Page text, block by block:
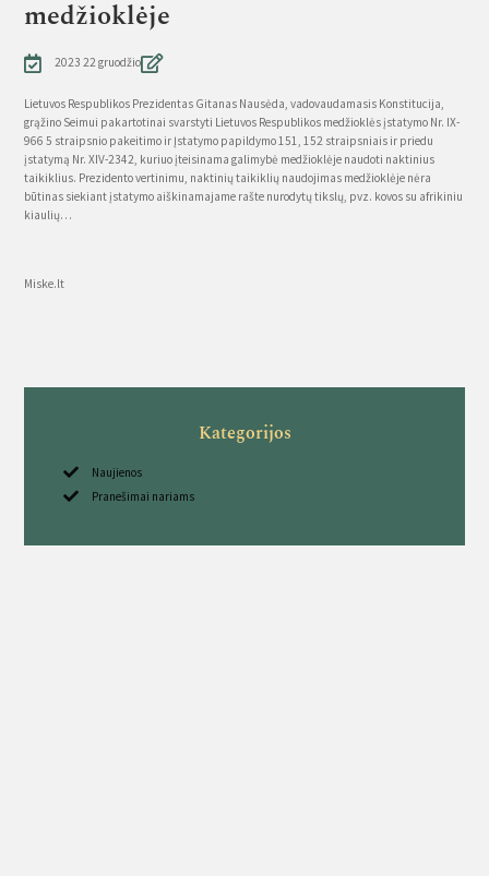
medžioklėje
2023 22 gruodžio
Lietuvos Respublikos Prezidentas Gitanas Nausėda, vadovaudamasis Konstitucija,
grąžino Seimui pakartotinai svarstyti Lietuvos Respublikos medžioklės įstatymo Nr. IX-
966 5 straipsnio pakeitimo ir Įstatymo papildymo 151, 152 straipsniais ir priedu
įstatymą Nr. XIV-2342, kuriuo įteisinama galimybė medžioklėje naudoti naktinius
taikiklius. Prezidento vertinimu, naktinių taikiklių naudojimas medžioklėje nėra
būtinas siekiant įstatymo aiškinamajame rašte nurodytų tikslų, pvz. kovos su afrikiniu
kiaulių…
Miske.lt
Kategorijos
Naujienos
Pranešimai nariams